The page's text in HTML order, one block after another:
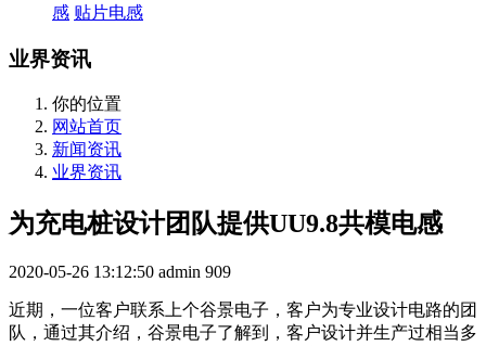
感 贴片电感
业界资讯
你的位置
网站首页
新闻资讯
业界资讯
为充电桩设计团队提供UU9.8共模电感
2020-05-26 13:12:50 admin 909
近期，一位客户联系上个谷景电子，客户为专业设计电路的团
队，通过其介绍，谷景电子了解到，客户设计并生产过相当多